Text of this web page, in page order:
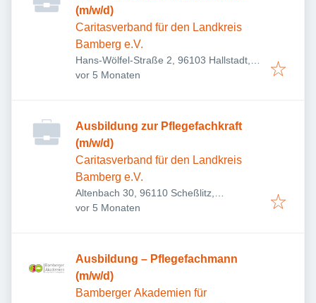
(m/w/d)
Caritasverband für den Landkreis
Bamberg e.V.
Hans-Wölfel-Straße 2, 96103 Hallstadt,
Deutschland
Veröffentlicht:
vor 5 Monaten
Ausbildung zur Pflegefachkraft
(m/w/d)
Caritasverband für den Landkreis
Bamberg e.V.
Altenbach 30, 96110 Scheßlitz,
Deutschland
Veröffentlicht:
vor 5 Monaten
Ausbildung – Pflegefachmann
(m/w/d)
Bamberger Akademien für